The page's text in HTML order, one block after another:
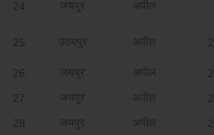
24 जयपुर अपील
25 उदयपुर अपील
26
जयपुर अपील
27 जयपुर अपील
28 जयपुर अपील